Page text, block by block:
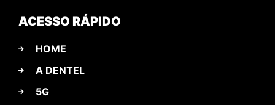
ACESSO RÁPIDO
HOME
A DENTEL
5G